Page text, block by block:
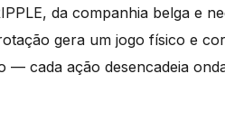
da companhia belga e
gera um jogo físico e
— cada ação desencadeia